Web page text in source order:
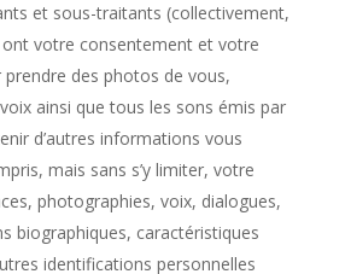
et sous-traitants (collectivement,
ont votre consentement et votre
des photos de vous,
ainsi que tous les sons émis par
d’autres informations vous
mais sans s’y limiter, votre
photographies, voix, dialogues,
biographiques, caractéristiques
identifications personnelles